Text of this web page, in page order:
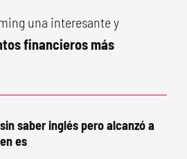
una interesante y
financieros más
saber inglés pero alcanzó a
es